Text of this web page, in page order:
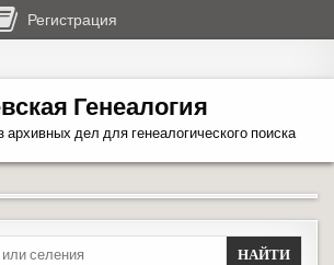
Генеалогия
архивных дел для генеалогического поиска
Регистрация